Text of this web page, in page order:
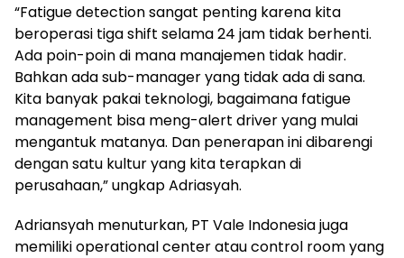
“Fatigue detection sangat penting karena kita
beroperasi tiga shift selama 24 jam tidak berhenti.
Ada poin-poin di mana manajemen tidak hadir.
Bahkan ada sub-manager yang tidak ada di sana.
Kita banyak pakai teknologi, bagaimana fatigue
management bisa meng-alert driver yang mulai
mengantuk matanya. Dan penerapan ini dibarengi
dengan satu kultur yang kita terapkan di
perusahaan,” ungkap Adriasyah.
Adriansyah menuturkan, PT Vale Indonesia juga
memiliki operational center atau control room yang